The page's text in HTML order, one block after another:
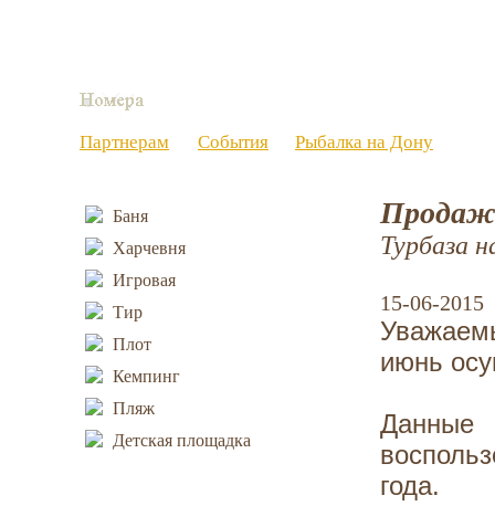
Партнерам События Рыбалка на Дону
Баня
Харчевня
Игровая
Тир
Плот
Кемпинг
Пляж
Детская площадка
Турбаза
15-06-2015
июнь
года.